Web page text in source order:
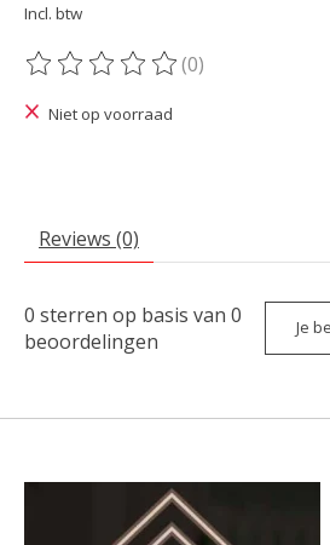
Incl. btw
De beoordeling van dit product is
(0)
Niet op voorraad
Reviews (0)
0 sterren op basis van 0
beoordelingen
Je